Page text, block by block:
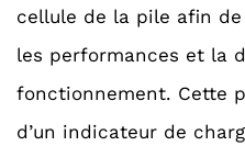
cellule de la pile afin
les performances et la
fonctionnement. Cette
d’un indicateur de